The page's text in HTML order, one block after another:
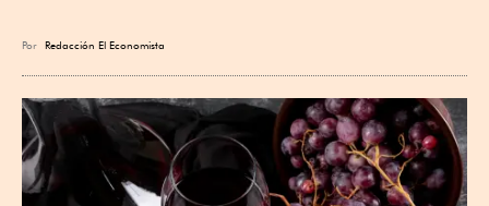
Por Redacción El Economista